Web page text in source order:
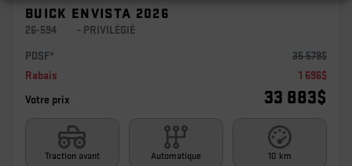
BUICK ENVISTA 2026
26-594
– PRIVILÉGIÉ
PDSF*
35 579$
Rabais
1 696$
Votre prix
33 883$
Traction avant Automatique 10 km